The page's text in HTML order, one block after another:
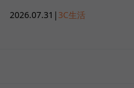
2026.07.31 | 3C生活